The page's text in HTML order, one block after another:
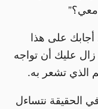
معي؟”
على هذا
زال عليك أن تواجه
الذي تشعر به.
الحقيقة نتساءل